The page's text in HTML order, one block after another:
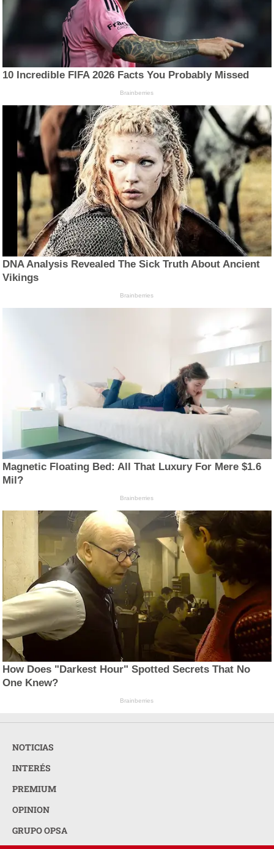
10 Incredible FIFA 2026 Facts You Probably Missed
Brainberries
DNA Analysis Revealed The Sick Truth About Ancient
Vikings
Brainberries
Magnetic Floating Bed: All That Luxury For Mere $1.6
Mil?
Brainberries
How Does "Darkest Hour" Spotted Secrets That No
One Knew?
Brainberries
NOTICIAS
INTERÉS
PREMIUM
OPINION
GRUPO OPSA